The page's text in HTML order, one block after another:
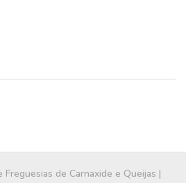
de Carnaxide e Queijas |